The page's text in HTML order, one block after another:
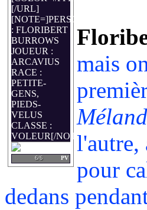
[/URL]
[NOTE=]PERSO
: FLORIBERT
BURROWS
JOUEUR :
ARCAVIUS
RACE :
PETITE-
GENS,
PIEDS-
VELUS
CLASSE :
VOLEUR[/NOTE]
PV
6/6
mais
l'autre,
pour
dedans